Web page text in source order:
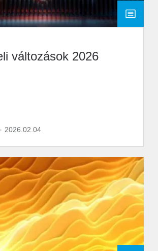
változások 2026
2026.02.04